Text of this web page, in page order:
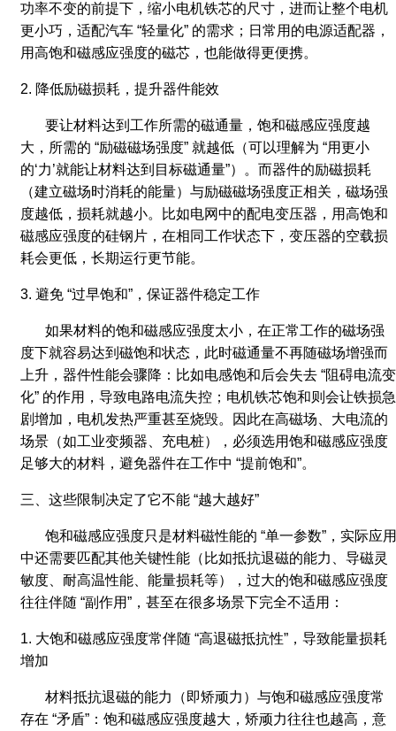
功率不变的前提下，缩小电机铁芯的尺寸，进而让整个电机
更小巧，适配汽车 “轻量化” 的需求；日常用的电源适配器，
用高饱和磁感应强度的磁芯，也能做得更便携。
2. 降低励磁损耗，提升器件能效
要让材料达到工作所需的磁通量，饱和磁感应强度越
大，所需的 “励磁磁场强度” 就越低（可以理解为 “用更小
的‘力’就能让材料达到目标磁通量”）。而器件的励磁损耗
（建立磁场时消耗的能量）与励磁磁场强度正相关，磁场强
度越低，损耗就越小。比如电网中的配电变压器，用高饱和
磁感应强度的硅钢片，在相同工作状态下，变压器的空载损
耗会更低，长期运行更节能。
3. 避免 “过早饱和”，保证器件稳定工作
如果材料的饱和磁感应强度太小，在正常工作的磁场强
度下就容易达到磁饱和状态，此时磁通量不再随磁场增强而
上升，器件性能会骤降：比如电感饱和后会失去 “阻碍电流变
化” 的作用，导致电路电流失控；电机铁芯饱和则会让铁损急
剧增加，电机发热严重甚至烧毁。因此在高磁场、大电流的
场景（如工业变频器、充电桩），必须选用饱和磁感应强度
足够大的材料，避免器件在工作中 “提前饱和”。
三、这些限制决定了它不能 “越大越好”
饱和磁感应强度只是材料磁性能的 “单一参数”，实际应用
中还需要匹配其他关键性能（比如抵抗退磁的能力、导磁灵
敏度、耐高温性能、能量损耗等），过大的饱和磁感应强度
往往伴随 “副作用”，甚至在很多场景下完全不适用：
1. 大饱和磁感应强度常伴随 “高退磁抵抗性”，导致能量损耗
增加
材料抵抗退磁的能力（即矫顽力）与饱和磁感应强度常
存在 “矛盾”：饱和磁感应强度越大，矫顽力往往也越高，意